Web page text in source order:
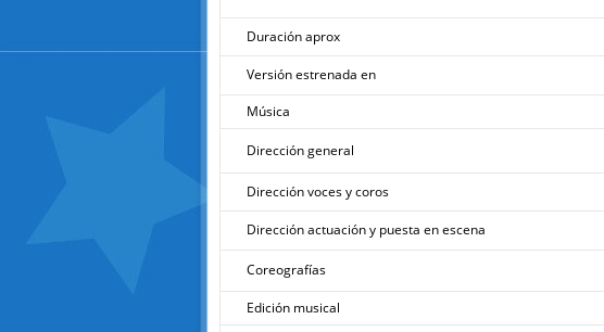
Duración aprox
Versión estrenada en
Música
Dirección general
Dirección voces y coros
Dirección actuación y puesta en escena
Coreografías
Edición musical